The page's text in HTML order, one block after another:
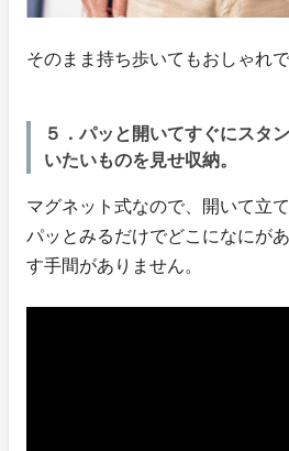
そのまま持ち歩いてもおしゃれで
５．パッと開いてすぐにスタ
いたいものを見せ収納。
マグネット式なので、開いて立
パッとみるだけでどこになにが
す手間がありません。